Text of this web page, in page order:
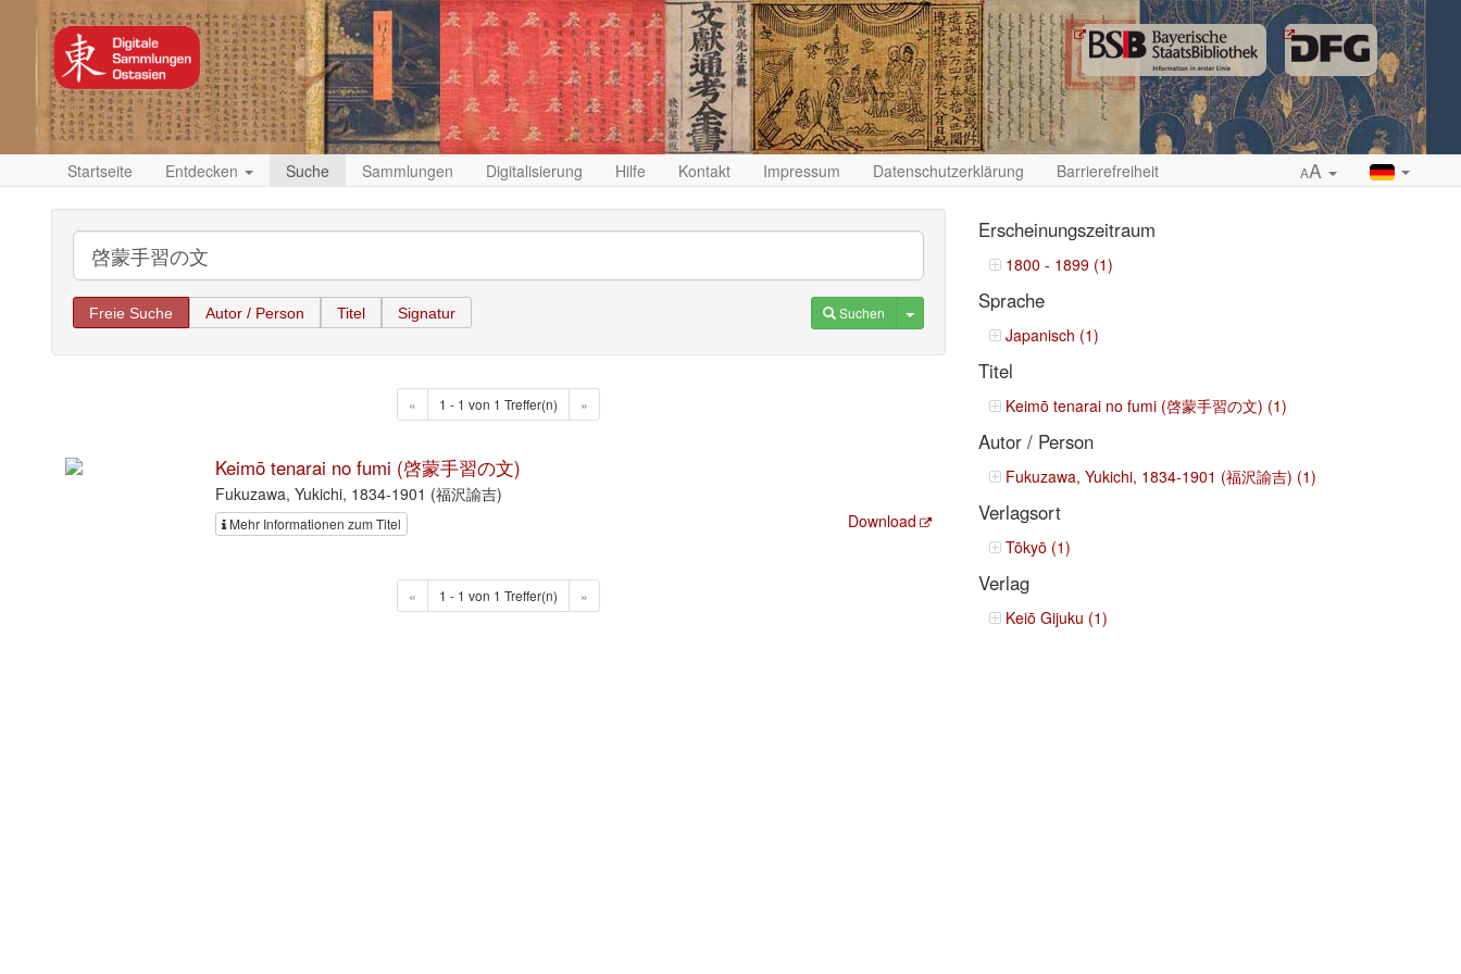
Startseite Entdecken Suche Sammlungen Digitalisierung Hilfe Kontakt Impressum Datenschutzerklärung Barrierefreiheit AA
Freie Suche Autor / Person Titel Signatur Suchen Toggle Dropdown
« 1 - 1 von 1 Treffer(n) »
Keimō tenarai no fumi (啓蒙手習の文)
Fukuzawa, Yukichi, 1834-1901 (福沢諭吉)
Mehr Informationen zum Titel Download
« 1 - 1 von 1 Treffer(n) »
Erscheinungszeitraum
1800 - 1899 (1)
Sprache
Japanisch (1)
Titel
Keimō tenarai no fumi (啓蒙手習の文) (1)
Autor / Person
Fukuzawa, Yukichi, 1834-1901 (福沢諭吉) (1)
Verlagsort
Tōkyō (1)
Verlag
Keiō Gijuku (1)